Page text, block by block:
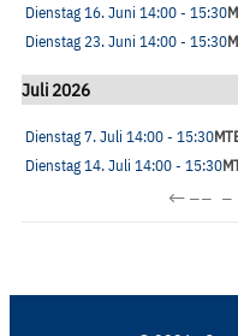
Dienstag 16. Juni 14:00- 15:30
Dienstag 23. Juni 14:00- 15:30
Juli 2026
Dienstag 7. Juli 14:00- 15:30
Dienstag 14. Juli 14:00- 15:30
←−− −